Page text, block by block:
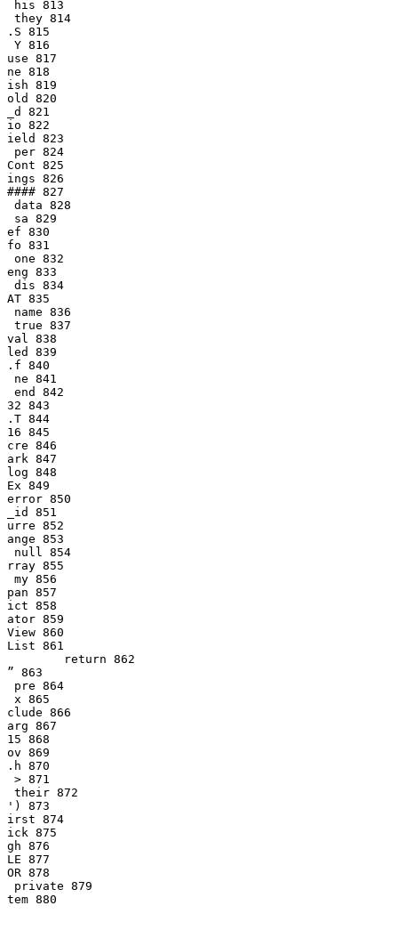
his 813
they 814
.S 815
Y 816
use 817
ne 818
ish 819
old 820
_d 821
io 822
ield 823
per 824
Cont 825
ings 826
#### 827
data 828
sa 829
ef 830
fo 831
one 832
eng 833
dis 834
AT 835
name 836
true 837
val 838
led 839
.f 840
ne 841
end 842
32 843
.T 844
16 845
cre 846
ark 847
log 848
Ex 849
error 850
_id 851
urre 852
ange 853
null 854
rray 855
my 856
pan 857
ict 858
ator 859
View 860
List 861
” 863
pre 864
x 865
clude 866
arg 867
15 868
ov 869
.h 870
> 871
their 872
') 873
irst 874
ick 875
gh 876
LE 877
OR 878
private 879
tem 880